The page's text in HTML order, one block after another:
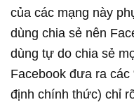
của các mạng này
dùng chia sẻ nên
dùng tự do chia sẻ
Facebook đưa ra các
định chính thức) chỉ